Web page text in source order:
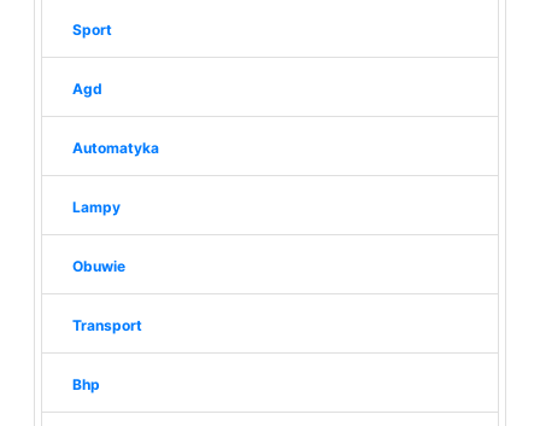
Sport
Agd
Automatyka
Lampy
Obuwie
Transport
Bhp